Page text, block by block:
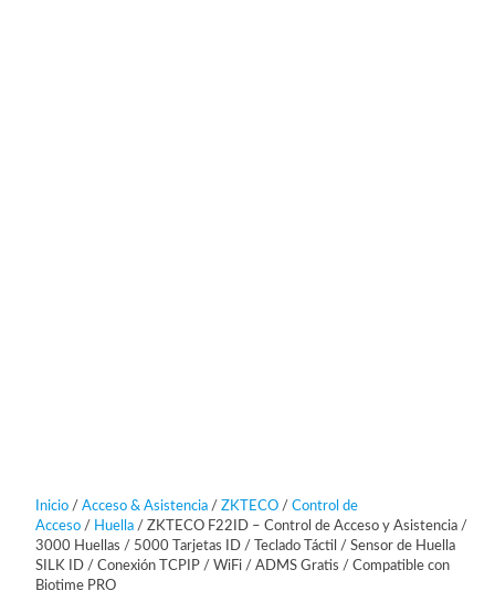
Inicio/ Acceso & Asistencia/ ZKTECO/ Control de
Acceso/ Huella/ ZKTECO F22ID – Control de Acceso y Asistencia /
3000 Huellas / 5000 Tarjetas ID / Teclado Táctil / Sensor de Huella
SILK ID / Conexión TCPIP / WiFi / ADMS Gratis / Compatible con
Biotime PRO